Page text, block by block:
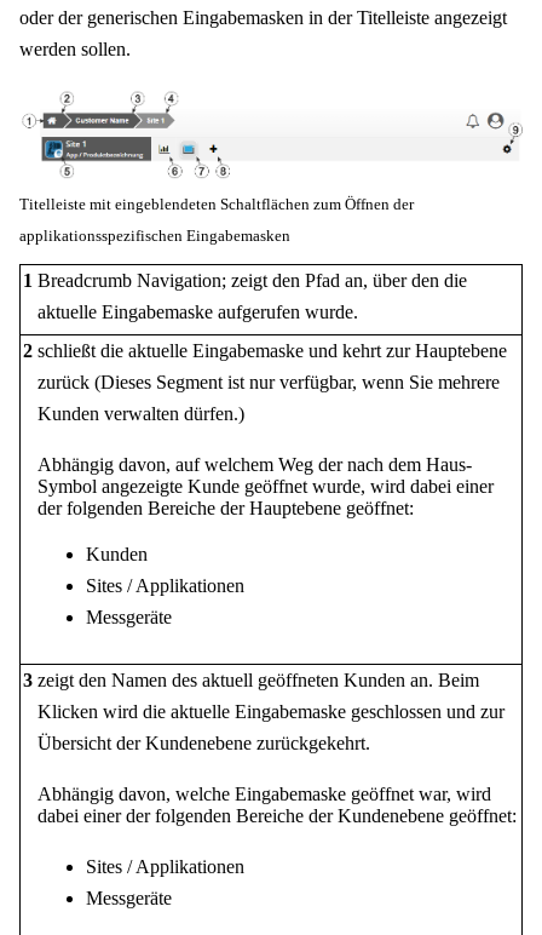
oder der generischen Eingabemasken in der Titelleiste angezeigt
werden sollen.
Titelleiste mit eingeblendeten Schaltflächen zum Öffnen der
applikationsspezifischen Eingabemasken
1 Breadcrumb Navigation; zeigt den Pfad an, über den die
aktuelle Eingabemaske aufgerufen wurde.
2 schließt die aktuelle Eingabemaske und kehrt zur Hauptebene
zurück (Dieses Segment ist nur verfügbar, wenn Sie mehrere
Kunden verwalten dürfen.)
Abhängig davon, auf welchem Weg der nach dem Haus-
Symbol angezeigte Kunde geöffnet wurde, wird dabei einer
der folgenden Bereiche der Hauptebene geöffnet:
Kunden
Sites / Applikationen
Messgeräte
3 zeigt den Namen des aktuell geöffneten Kunden an. Beim
Klicken wird die aktuelle Eingabemaske geschlossen und zur
Übersicht der Kundenebene zurückgekehrt.
Abhängig davon, welche Eingabemaske geöffnet war, wird
dabei einer der folgenden Bereiche der Kundenebene geöffnet:
Sites / Applikationen
Messgeräte